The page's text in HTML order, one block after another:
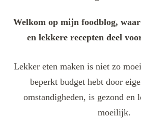
Welkom op mijn foodblog,
en lekkere recepten deel
Lekker eten maken is niet zo
beperkt budget hebt door
omstandigheden, is gezond en
moeilijk.